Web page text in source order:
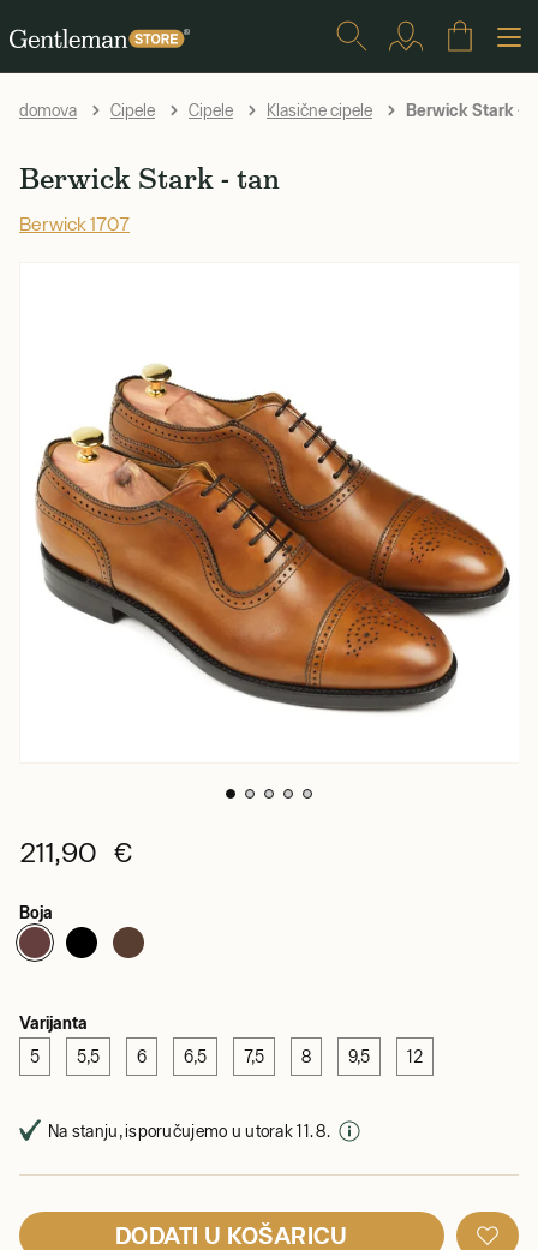
domova Cipele Cipele Klasične cipele Berwick Stark -
Berwick Stark - tan
Berwick 1707
211,90 €
Boja
Varijanta
5 5,5 6 6,5 7,5 8 9,5 12
Na stanju, isporučujemo u utorak 11. 8.
DODATI U KOŠARICU